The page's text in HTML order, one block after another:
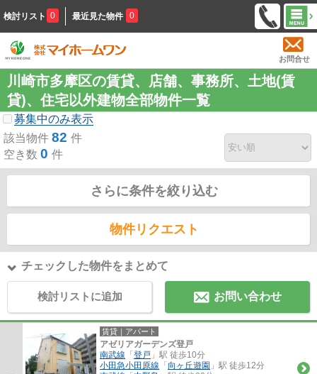
検討リスト 0 最近見た物件 0
お問合せ
川崎市多摩区の賃貸、店舗、事務所、土地(賃
貸)、住宅以外建物全部物件一覧
募集中のみ表示
該当物件 82 件
空き数 0 件
さらに条件を絞り込む
物件リクエスト
チェックした物件をまとめて
検討リストに追加 お問い合わせ
賃貸｜アパート
アゼリアガーデンズ登戸
南武線 「 登戸 」駅 徒歩10分
小田急小田原線 「 向ヶ丘遊園 」駅 徒歩12分